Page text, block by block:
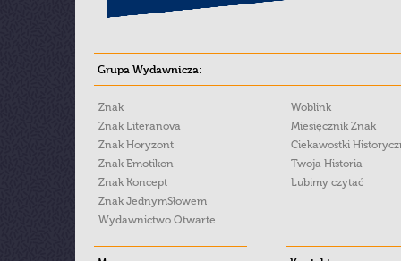
Grupa Wydawnicza:
Znak
Znak Literanova
Znak Horyzont
Znak Emotikon
Znak Koncept
Znak JednymSłowem
Wydawnictwo Otwarte
Woblink
Miesięcznik Znak
Ciekawostki
Twoja Historia
Lubimy czytać